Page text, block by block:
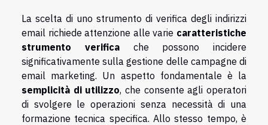
La scelta di uno strumento di verifica degli indirizzi
email richiede attenzione alle varie caratteristiche
strumento verificache possono incidere
significativamente sulla gestione delle campagne di
email marketing. Un aspetto fondamentale è la
semplicità di utilizzo, che consente agli operatori
di svolgere le operazioni senza necessità di una
formazione tecnica specifica. Allo stesso tempo, è